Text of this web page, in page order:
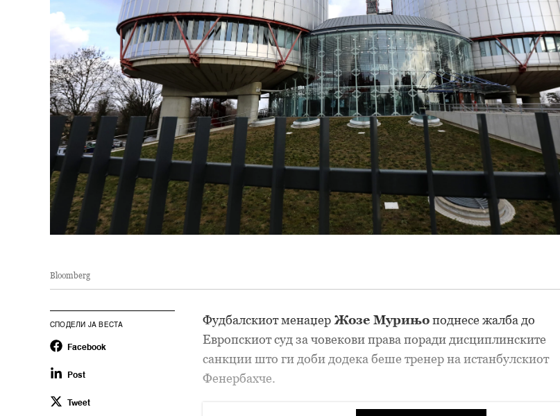
Bloomberg
СПОДЕЛИ ЈА ВЕСТА
Facebook
Post
Tweet
Фудбалскиот менаџер Жозе Мурињоподнесе жалба до
Европскиот суд за човекови права поради дисциплинските
санкции што ги доби додека беше тренер на истанбулскиот
Фенербахче.